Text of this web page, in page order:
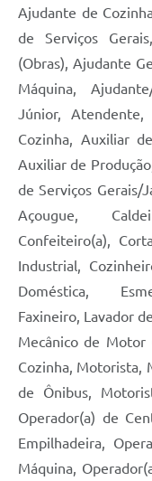
Ajudante de
de Serviços
(Obras), Ajudante
Máquina,
Júnior,
Cozinha, Auxiliar
Auxiliar de
de Serviços Gerais/
Açougue,
Confeiteiro(a),
Industrial,
Doméstica,
Faxineiro, Lavador
Mecânico de Motor
Cozinha, Motorista,
de Ônibus,
Operador(a) de
Empilhadeira,
Máquina,